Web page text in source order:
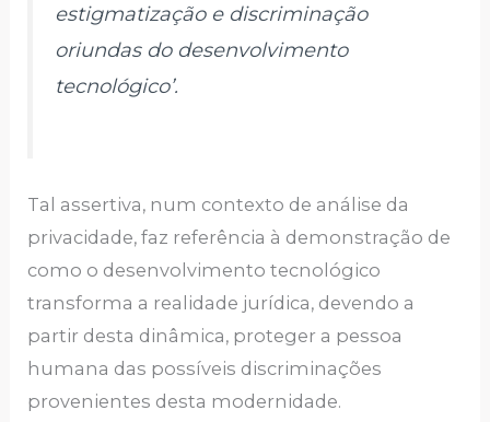
estigmatização e discriminação
oriundas do desenvolvimento
tecnológico’.
Tal assertiva, num contexto de análise da
privacidade, faz referência à demonstração de
como o desenvolvimento tecnológico
transforma a realidade jurídica, devendo a
partir desta dinâmica, proteger a pessoa
humana das possíveis discriminações
provenientes desta modernidade.